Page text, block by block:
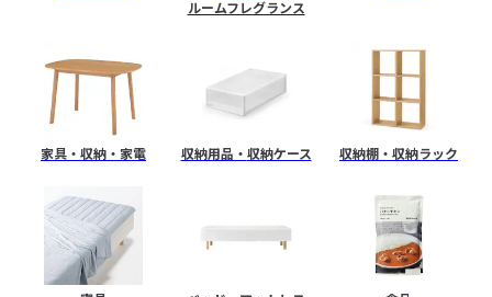
ルームフレグランス
家具・収納・家電 収納用品・ 収納ケース 収納棚・ 収納ラック